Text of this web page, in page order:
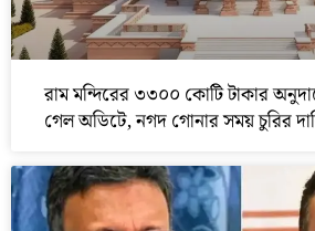
রাম মন্দিরের ৩৩০০ কোটি টাকার
গেল অডিটে, নগদ গোনার সময় চুরির